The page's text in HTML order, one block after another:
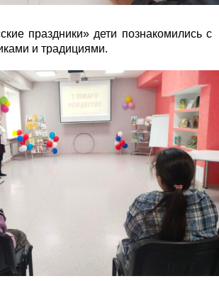
праздники» дети познакомились с
и традициями.